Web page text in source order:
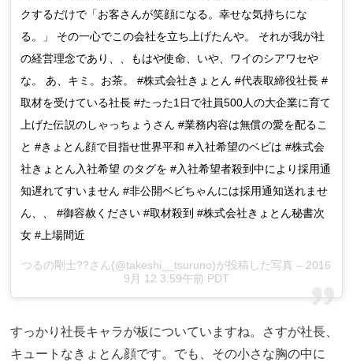
クするだけで「お客さんが笑顔になる。幸せな気持ちにな
る。」 その一心でこの会社を立ち上げたんや。 それが我が社
の経営理念であり、、もはや使命、いや、ワイのシアワセや
な。 あ、キミ。お茶。 #株式会社きょとん #代表取締役社長 #
取材を受けている社長 #たった1日で社員500人の大企業に育て
上げた伝説のしゃっちょうさん #業務内容は無償の愛を配るこ
と #きょとん顔で目指せ世界平和 #入社希望のベビは #株式会
社きょとん入社希望 のタグを #入社希望者殺到中により採用通
知遅れてすいません #非公開ベビちゃんには採用通知送れませ
ん、、 #御容赦ください #取材殺到 #株式会社きょとん秘書次
女 #上場間近
つるの剛士??さん(@takeshi__tsuruno)が投稿した写真 – 2016
9月 12 3:59午前 PDT
すっかり社長キャラが板についていますね。さすが社長、
キュートなきょとん顔です。でも、その小さな胸の中に